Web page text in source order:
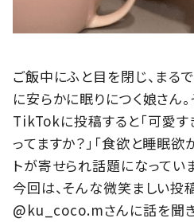
ご飯中にふと目を閉じ、まる
に安らかに眠りにつく娘さん
TikTokに投稿すると「可愛す
ってますか？」「食欲と睡眠
トが寄せられ話題になってい
今回は、そんな微笑ましい投
@ku_coco.mさんに話を聞き